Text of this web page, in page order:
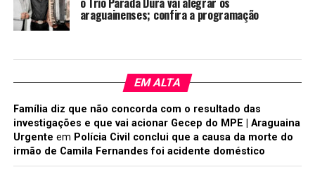
araguainenses; confira a programação
EM ALTA
Família diz que não concorda com o resultado das
investigações e que vai acionar Gecep do MPE | Araguaina
Urgente em Polícia Civil conclui que a causa da morte do
irmão de Camila Fernandes foi acidente doméstico